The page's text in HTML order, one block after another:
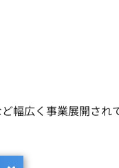
幅広く事業展開され